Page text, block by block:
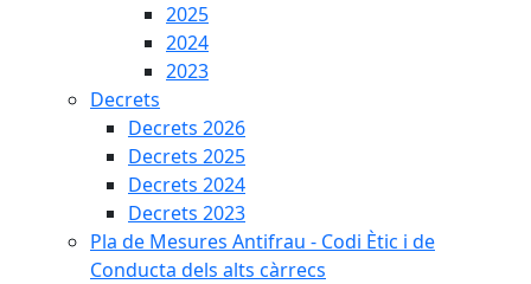
2025
2024
2023
Decrets
Decrets 2026
Decrets 2025
Decrets 2024
Decrets 2023
Pla de Mesures Antifrau - Codi Ètic i de
Conducta dels alts càrrecs